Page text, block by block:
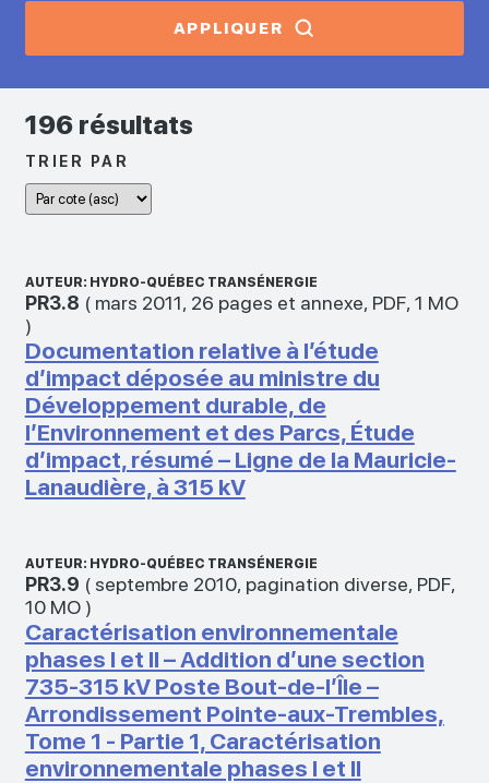
APPLIQUER
196 résultats
TRIER PAR
AUTEUR: HYDRO-QUÉBEC TRANSÉNERGIE
PR3.8 ( mars 2011, 26 pages et annexe, PDF, 1 MO
)
Documentation relative à l’étude
d’impact déposée au ministre du
Développement durable, de
l’Environnement et des Parcs, Étude
d’impact, résumé – Ligne de la Mauricie-
Lanaudière, à 315 kV
AUTEUR: HYDRO-QUÉBEC TRANSÉNERGIE
PR3.9 ( septembre 2010, pagination diverse, PDF,
10 MO)
Caractérisation environnementale
phases I et II – Addition d’une section
735‑315 kV Poste Bout-de-l’Île –
Arrondissement Pointe-aux-Trembles,
Tome 1 - Partie 1, Caractérisation
environnementale phases I et II